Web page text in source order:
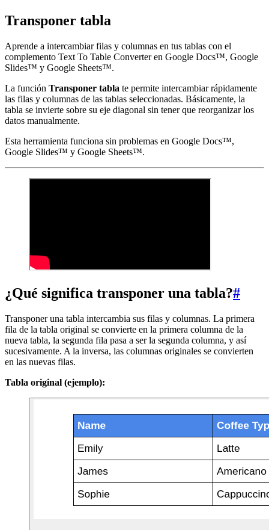
Transponer tabla
Aprende a intercambiar filas y columnas en tus tablas con el
complemento Text To Table Converter en Google Docs™, Google
Slides™ y Google Sheets™.
La función Transponer tabla te permite intercambiar rápidamente
las filas y columnas de las tablas seleccionadas. Básicamente, la
tabla se invierte sobre su eje diagonal sin tener que reorganizar los
datos manualmente.
Esta herramienta funciona sin problemas en Google Docs™,
Google Slides™ y Google Sheets™.
¿Qué significa transponer una tabla?#
Transponer una tabla intercambia sus filas y columnas. La primera
fila de la tabla original se convierte en la primera columna de la
nueva tabla, la segunda fila pasa a ser la segunda columna, y así
sucesivamente. A la inversa, las columnas originales se convierten
en las nuevas filas.
Tabla original (ejemplo):